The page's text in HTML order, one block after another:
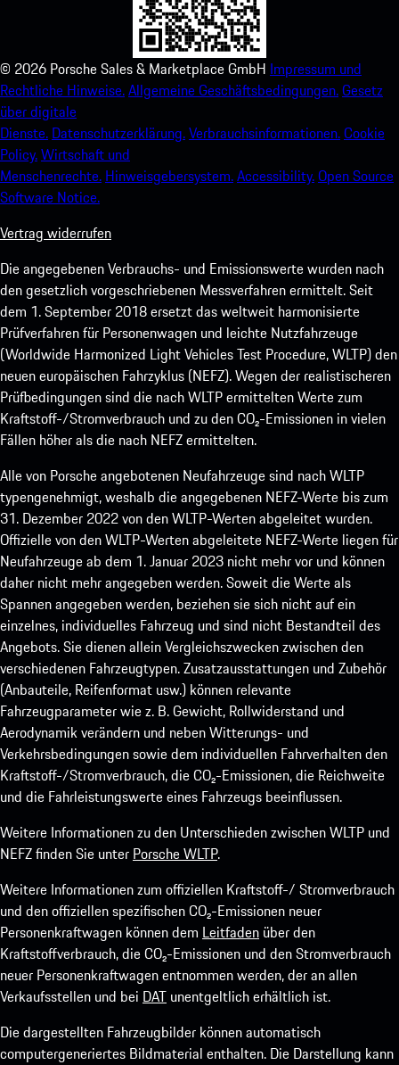
© 2026 Porsche Sales & Marketplace GmbH Impressum und
Rechtliche Hinweise.Allgemeine Geschäftsbedingungen.Gesetz
über digitale
Dienste. Datenschutzerklärung.Verbrauchsinformationen.Cookie
Policy.Wirtschaft und
Menschenrechte. Hinweisgebersystem.Accessibility.Open Source
Software Notice.
Vertrag widerrufen
Die angegebenen Verbrauchs- und Emissionswerte wurden nach
den gesetzlich vorgeschriebenen Messverfahren ermittelt. Seit
dem 1. September 2018 ersetzt das weltweit harmonisierte
Prüfverfahren für Personenwagen und leichte Nutzfahrzeuge
(Worldwide Harmonized Light Vehicles Test Procedure, WLTP) den
neuen europäischen Fahrzyklus (NEFZ). Wegen der realistischeren
Prüfbedingungen sind die nach WLTP ermittelten Werte zum
Kraftstoff-/Stromverbrauch und zu den CO₂-Emissionen in vielen
Fällen höher als die nach NEFZ ermittelten.
Alle von Porsche angebotenen Neufahrzeuge sind nach WLTP
typengenehmigt, weshalb die angegebenen NEFZ-Werte bis zum
31. Dezember 2022 von den WLTP-Werten abgeleitet wurden.
Offizielle von den WLTP-Werten abgeleitete NEFZ-Werte liegen für
Neufahrzeuge ab dem 1. Januar 2023 nicht mehr vor und können
daher nicht mehr angegeben werden. Soweit die Werte als
Spannen angegeben werden, beziehen sie sich nicht auf ein
einzelnes, individuelles Fahrzeug und sind nicht Bestandteil des
Angebots. Sie dienen allein Vergleichszwecken zwischen den
verschiedenen Fahrzeugtypen. Zusatzausstattungen und Zubehör
(Anbauteile, Reifenformat usw.) können relevante
Fahrzeugparameter wie z. B. Gewicht, Rollwiderstand und
Aerodynamik verändern und neben Witterungs- und
Verkehrsbedingungen sowie dem individuellen Fahrverhalten den
Kraftstoff-/Stromverbrauch, die CO₂-Emissionen, die Reichweite
und die Fahrleistungswerte eines Fahrzeugs beeinflussen.
Weitere Informationen zu den Unterschieden zwischen WLTP und
NEFZ finden Sie unter Porsche WLTP.
Weitere Informationen zum offiziellen Kraftstoff-/ Stromverbrauch
und den offiziellen spezifischen CO₂-Emissionen neuer
Personenkraftwagen können dem Leitfaden über den
Kraftstoffverbrauch, die CO₂-Emissionen und den Stromverbrauch
neuer Personenkraftwagen entnommen werden, der an allen
Verkaufsstellen und bei DAT unentgeltlich erhältlich ist.
Die dargestellten Fahrzeugbilder können automatisch
computergeneriertes Bildmaterial enthalten. Die Darstellung kann